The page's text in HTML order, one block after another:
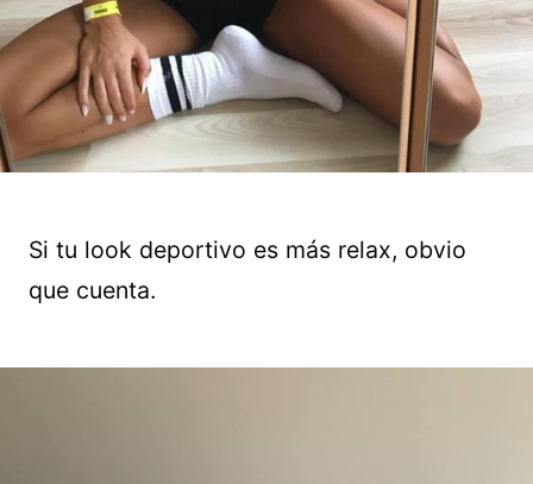
Si tu look deportivo es más relax, obvio
que cuenta.